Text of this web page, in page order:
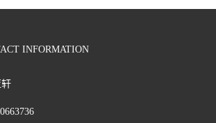
INFORMATION